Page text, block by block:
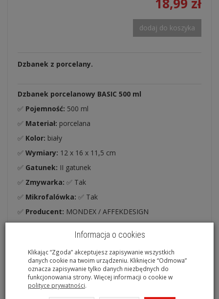
dodaj do koszyka
Dzbanek z porcelany.
Dzbanek porcelanowy BASIC 500 ml
✅ Pojemność: 500 ml
✅ Materiał: porcelana
✅ Kolor: biały
✅ Wymiary: 12 x 16 x 11,5 cm
✅ Gatunek: II gatunek
✅ Zmywarka: ✅ Tak
✅ Mikrofalówka: ✅ Tak
✅ Producent: MONDEX / AFFEKDESIGN
Porcelana codziennego użytku– trwała i odporna
na temperaturę
Funkcjonalna forma– kompaktowy rozmiar i
pojemność idealna do serwowania mleka, śmietanki,
sosów, herbaty czy naparów
Informacja o cookies
Klikając “Zgoda” akceptujesz zapisywanie wszystkich
danych cookie na twoim urządzeniu. Kliknięcie “Odmowa”
oznacza zapisywanie tylko danych niezbędnych do
funkcjonowania strony. Więcej informacji o cookie w
polityce prywatności.